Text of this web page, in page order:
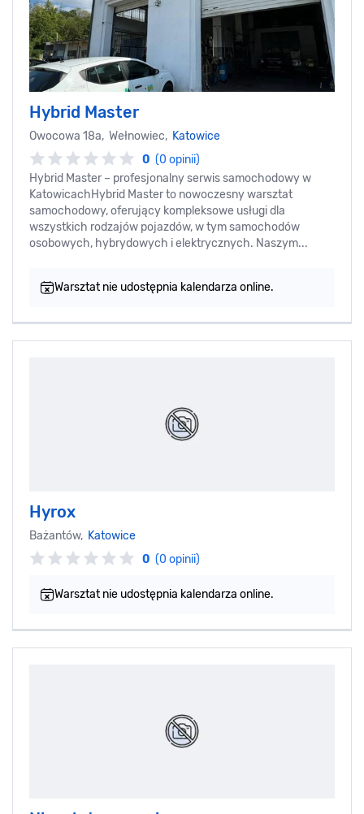
Hybrid Master
Owocowa 18a, Wełnowiec, Katowice
0 (0 opinii)
Hybrid Master – profesjonalny serwis samochodowy w
KatowicachHybrid Master to nowoczesny warsztat
samochodowy, oferujący kompleksowe usługi dla
wszystkich rodzajów pojazdów, w tym samochodów
osobowych, hybrydowych i elektrycznych. Naszym...
Warsztat nie udostępnia kalendarza online.
Hyrox
Bażantów, Katowice
0 (0 opinii)
Warsztat nie udostępnia kalendarza online.